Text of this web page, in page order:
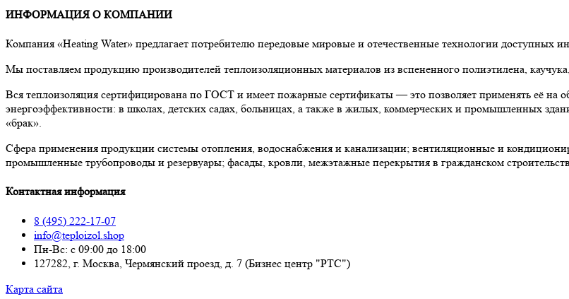
ИНФОРМАЦИЯ О КОМПАНИИ
Компания «Heating Water» предлагает потребителю передовые мировые и отечественные технологии доступных
Мы поставляем продукцию производителей теплоизоляционных материалов из вспененного полиэтилена,
Вся теплоизоляция сертифицирована по ГОСТ и имеет пожарные сертификаты — это позволяет применять её на
энергоэффективности: в школах, детских садах, больницах, а также в жилых, коммерческих и промышленных
«брак».
Сфера применения продукции системы отопления, водоснабжения и канализации; вентиляционные и
промышленные трубопроводы и резервуары; фасады, кровли, межэтажные перекрытия в гражданском
Контактная информация
8 (495) 222-17-07
info@teploizol.shop
Пн-Вс: с 09:00 до 18:00
127282, г. Москва, Чермянский проезд, д. 7 (Бизнес центр "РТС")
Карта сайта